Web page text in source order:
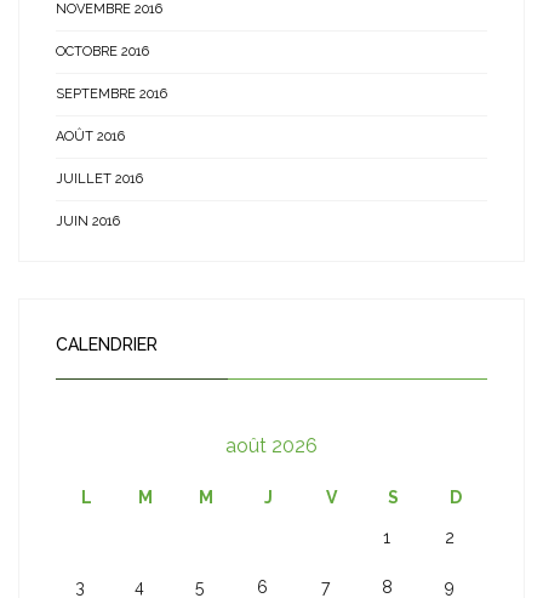
NOVEMBRE 2016
OCTOBRE 2016
SEPTEMBRE 2016
AOÛT 2016
JUILLET 2016
JUIN 2016
CALENDRIER
août 2026
L M M J V S D
1 2
3 4 5 6 7 8 9